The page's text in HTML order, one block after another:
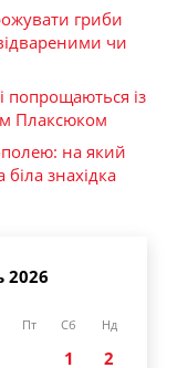
гриби
чи
попрощаються із
Плаксюком
на який
знахідка
2026
Пт Сб Нд
1
2